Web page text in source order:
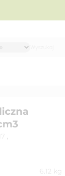
,
6.12 kg